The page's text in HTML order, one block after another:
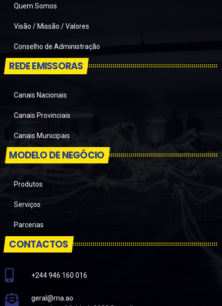
Quem Somos
Visão / Missão / Valores
Conselho de Administração
REDE EMISSORAS
Canais Nacionais
Canais Provinciais
Canais Municipais
MODELO DE NEGÓCIO
Produtos
Serviços
Parcerias
CONTACTOS
+244 946 160 016
geral@rna.ao